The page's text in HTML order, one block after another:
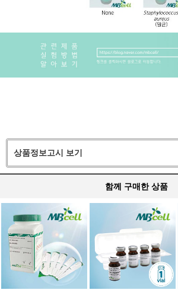
상품정보고시 보기
함께 구매한 상품